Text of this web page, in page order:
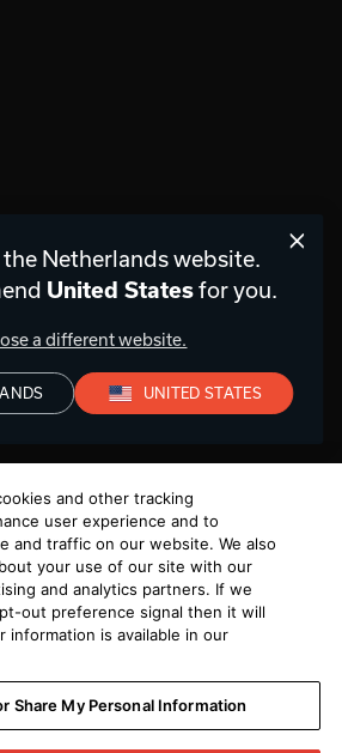
the Netherlands website.
United Statesfor you.
a different website.
UNITED STATES
and other tracking
user experience and to
and traffic on our website. We also
your use of our site with our
and analytics partners. If we
out preference signal then it will
information is available in our
Share My Personal Information